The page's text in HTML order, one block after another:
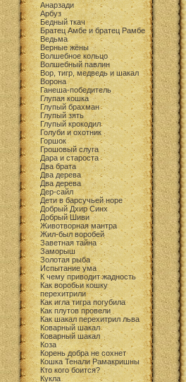
Анарзади
Арбуз
Бедный ткач
Братец Амбе и братец Рамбе
Ведьма
Верные жёны
Волшебное кольцо
Волшебный павлин
Вор, тигр, медведь и шакал
Ворона
Ганеша-победитель
Глупая кошка
Глупый брахман
Глупый зять
Глупый крокодил
Голуби и охотник
Горшок
Грошовый слуга
Дара и староста
Два брата
Два дерева
Два дерева
Дер-сайл
Дети в барсучьей норе
Добрый Дхир Синх
Добрый Шиви
Животворная мантра
Жил-был воробей
Заветная тайна
Заморыш
Золотая рыба
Испытание ума
К чему приводит жадность
Как воробьи кошку
перехитрили
Как игла тигра погубила
Как плутов провели
Как шакал перехитрил льва
Коварный шакал
Коварный шакал
Коза
Корень добра не сохнет
Кошка Тенали Рамакришны
Кто кого боится?
Кукла